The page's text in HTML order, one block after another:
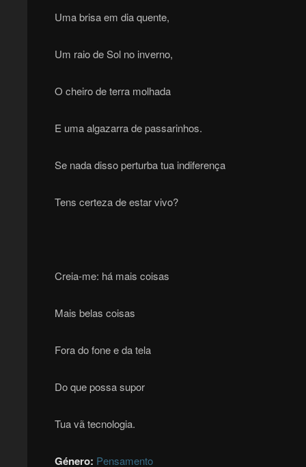
Uma brisa em dia quente,
Um raio de Sol no inverno,
O cheiro de terra molhada
E uma algazarra de passarinhos.
Se nada disso perturba tua indiferença
Tens certeza de estar vivo?
Creia-me: há mais coisas
Mais belas coisas
Fora do fone e da tela
Do que possa supor
Tua vã tecnologia.
Género: Pensamento